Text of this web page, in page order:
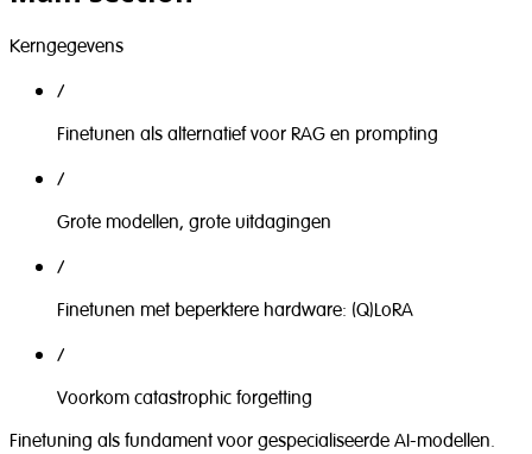
Kerngegevens
/
Finetunen als alternatief voor RAG en prompting
/
Grote modellen, grote uitdagingen
/
Finetunen met beperktere hardware: (Q)LoRA
/
Voorkom catastrophic forgetting
Finetuning als fundament voor gespecialiseerde AI-modellen.